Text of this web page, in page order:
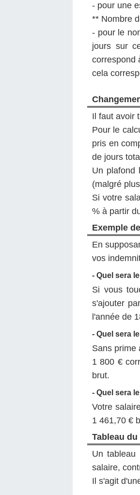
- pour une
** Nombre
- pour le
jours sur
correspond
cela
Il faut avoir
Pour le
pris en
de jours
Un plafond
(malgré
Si votre
% à partir
Exemple
En
vos
- Quel sera
Si vous
s'ajouter
l'année de
- Quel sera
Sans prime
1 800 €
brut.
- Quel sera
Votre
1 461,70 €
Tableau
Un tableau
salaire,
Il s'agit